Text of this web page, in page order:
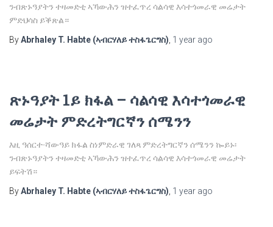
ንብጽኑዓያትን ተዛመድቲ ኣኻውሕን ዝተፈጥረ ሳልሳዊ እሳተጎመራዊ መሬታት
ምድህሳስ ይቕጽል።
ByAbrhaley T. Habte (ኣብርሃለይ ተስፋጌርግስ) 1 year ago
ጽኑዓያት 1ይ ክፋል – ሳልሳዊ እሳተጎመራዊ
መሬታት ምድረትግርኛን ሰሜንን
እዚ ዓሰርተ-ሻውዓይ ክፋል ስነምድራዊ ገለጻ ምድረትግርኛን ሰሜንን ኰይኑ፡
ንብጽኑዓያትን ተዛመድቲ ኣኻውሕን ዝተፈጥረ ሳልሳዊ እሳተጎመራዊ መሬታት
ይፍትሽ።
ByAbrhaley T. Habte (ኣብርሃለይ ተስፋጌርግስ) 1 year ago